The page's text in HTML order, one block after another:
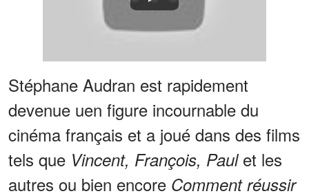
Stéphane Audran est rapidement
devenue uen figure incournable du
cinéma français et a joué dans des films
tels que Vincent, François, Paulet les
autres ou bien encore Comment réus­sir